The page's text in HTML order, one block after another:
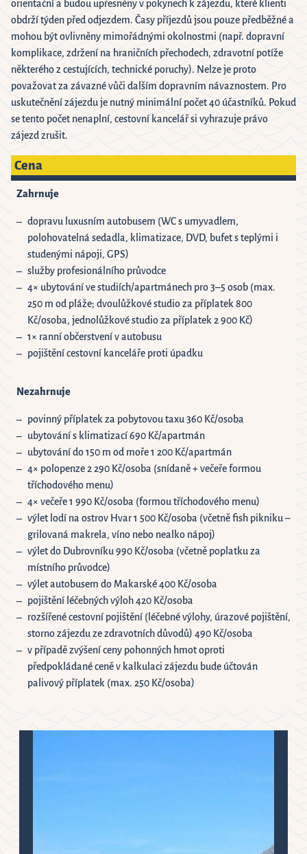
orientační a budou upřesněny v pokynech k zájezdu, které klienti
obdrží týden před odjezdem. Časy příjezdů jsou pouze předběžné a
mohou být ovlivněny mimořádnými okolnostmi (např. dopravní
komplikace, zdržení na hraničních přechodech, zdravotní potíže
některého z cestujících, technické poruchy). Nelze je proto
považovat za závazné vůči dalším dopravním návaznostem. Pro
uskutečnění zájezdu je nutný minimální počet 40 účastníků. Pokud
se tento počet nenaplní, cestovní kancelář si vyhrazuje právo
zájezd zrušit.
Cena
Zahrnuje
dopravu luxusním autobusem (WC s umyvadlem,
polohovatelná sedadla, klimatizace, DVD, bufet s teplými i
studenými nápoji, GPS)
služby profesionálního průvodce
4× ubytování ve studiích/apartmánech pro 3–5 osob (max.
250 m od pláže; dvoulůžkové studio za příplatek 800
Kč/osoba, jednolůžkové studio za příplatek 2 900 Kč)
1× ranní občerstvení v autobusu
pojištění cestovní kanceláře proti úpadku
Nezahrnuje
povinný příplatek za pobytovou taxu 360 Kč/osoba
ubytování s klimatizací 690 Kč/apartmán
ubytování do 150 m od moře 1 200 Kč/apartmán
4× polopenze 2 290 Kč/osoba (snídaně + večeře formou
tříchodového menu)
4× večeře 1 990 Kč/osoba (formou tříchodového menu)
výlet lodí na ostrov Hvar 1 500 Kč/osoba (včetně fish pikniku –
grilovaná makrela, víno nebo nealko nápoj)
výlet do Dubrovníku 990 Kč/osoba (včetně poplatku za
místního průvodce)
výlet autobusem do Makarské 400 Kč/osoba
pojištění léčebných výloh 420 Kč/osoba
rozšířené cestovní pojištění (léčebné výlohy, úrazové pojištění,
storno zájezdu ze zdravotních důvodů) 490 Kč/osoba
v případě zvýšení ceny pohonných hmot oproti
předpokládané ceně v kalkulaci zájezdu bude účtován
palivový příplatek (max. 250 Kč/osoba)